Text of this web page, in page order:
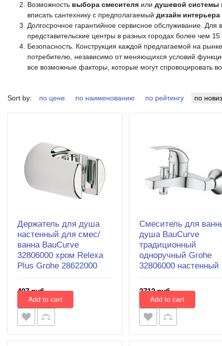
Возможность выбора смесителя или душевой системы
вписать сантехнику с предполагаемый дизайн
Долгосрочное гарантийное сервисное обслуживание.
представительские центры в разных городах более чем 15
Безопасность. Конструкция каждой предлагаемой на
потребителю, независимо от меняющихся условий
все возможные факторы, которые могут спровоцировать
Sort by: по цене по наименованию по рейтингу по
Держатель для душа
настенный для смес/
ванна BauCurve
32806000 хром Relexa
Plus Grohe 28622000
407 руб.
Смеситель для
душа BauCurve
традиционный
одноручный Grohe
32806000 настенный
2712 руб.